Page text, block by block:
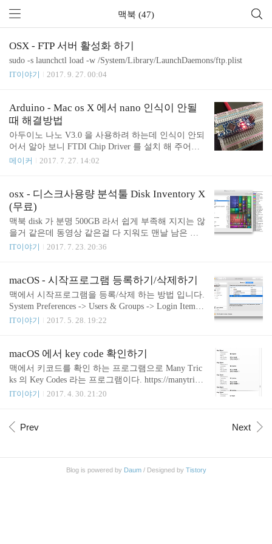
맥북 (47)
OSX - FTP 서버 활성화 하기
sudo -s launchctl load -w /System/Library/LaunchDaemons/ftp.plist
IT이야기
2017. 9. 27. 00:04
Arduino - Mac os X 에서 nano 인식이 안될
때 해결방법
아두이노 나노 V3.0 을 사용하려 하는데 인식이 안되
어서 알아 보니 FTDI Chip Driver 를 설치 해 주어야
된다는 것을 알았다. 아래 사이트에 접속한 후 OS 에
above 의 2.4.2 버전을 설치 하였다. 설치 후 맥을 재
시작 하고 나니 인식 하였다. Reference http://forum.ar
duino.cc/index.php?topic=101052.0
메이커 2017. 7. 27. 14:02
osx - 디스크사용량 분석툴 Disk Inventory X
(무료)
맥북 disk 가 분명 500GB 라서 쉽게 부족해 지지는 않
을거 같은데 동영상 같은걸 다 지워도 맨날 남은 용
량이 20GB 미만 상태가 유지 되었다. 그러다가 디스
토리에 예전에 백업 파일들을 잔뜩 넣어 두었던게 화
근인 것 같음. 외장 HDD 로 이동 시켜야 겠다.
IT이야기 2017. 7. 23. 20:36
macOS - 시작프로그램 등록하기/삭제하기
맥에서 시작프로그램을 등록/삭제 하는 방법 입니다.
System Preferences -> Users & Groups -> Login Items
에 등록/삭제하면 됩니다. 체크박스에 체크한 프로그
IT이야기 2017. 5. 28. 19:22
macOS 에서 key code 확인하기
맥에서 키코드를 확인 하는 프로그램으로 Many Tric
ks 의 Key Codes 라는 프로그램이다. https://manytrick
s.com/keycodes/ 에서 받을 수 있다. Up Arrow Unicod
영이랑 거의 같은데. Unicode 도 같은거로 나옴. Key
사용해 보려 했던 것이었다. 그러나 왜인지 모르겠으
IT이야기 2017. 4. 30. 21:20
Prev Next
Blog is powered by Daum/ Designed by Tistory